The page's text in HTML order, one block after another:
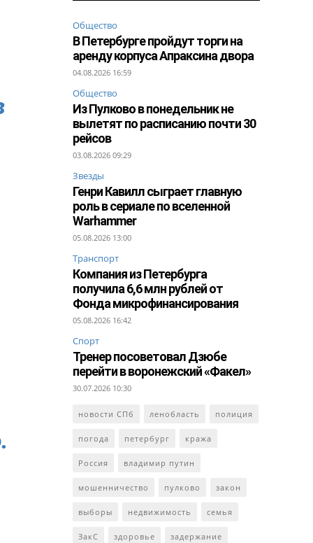
Общество
В Петербурге пройдут торги на
аренду корпуса Апраксина двора
04.08.2026 16:59
Общество
Из Пулково в понедельник не
вылетят по расписанию почти 30
рейсов
03.08.2026 09:29
Звезды
Генри Кавилл сыграет главную
роль в сериале по вселенной
Warhammer
05.08.2026 13:00
Транспорт
Компания из Петербурга
получила 6,6 млн рублей от
Фонда микрофинансирования
05.08.2026 16:42
Спорт
Тренер посоветовал Дзюбе
перейти в воронежский «Факел»
30.07.2026 10:30
новости СПб ленобласть полиция
погода петербург кража
Россия владимир путин
мошенничество пулково закон
выборы недвижимость семья
ЗакС здоровье задержание